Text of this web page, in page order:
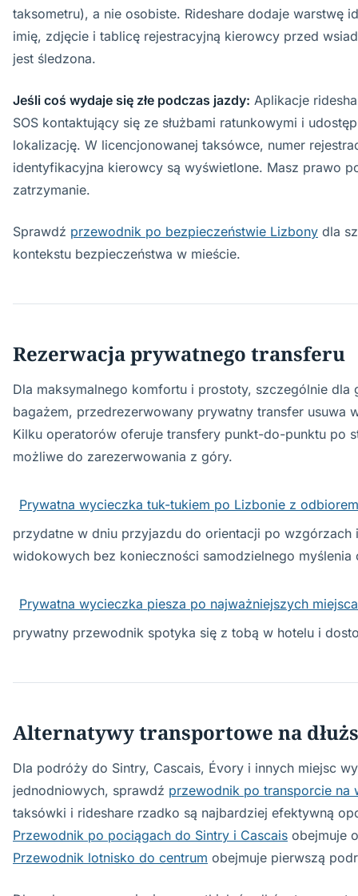
taksometru), a nie osobiste. Rideshare dodaje warstwę
imię, zdjęcie i tablicę rejestracyjną kierowcy przed
jest śledzona.
Jeśli coś wydaje się złe podczas jazdy: Aplikacje
SOS kontaktujący się ze służbami ratunkowymi i
lokalizację. W licencjonowanej taksówce, numer
identyfikacyjna kierowcy są wyświetlone. Masz prawo
zatrzymanie.
Sprawdź przewodnik po bezpieczeństwie Lizbony dla
kontekstu bezpieczeństwa w mieście.
Rezerwacja prywatnego transferu
Dla maksymalnego komfortu i prostoty, szczególnie dla
bagażem, przedrezerwowany prywatny transfer usuwa
Kilku operatorów oferuje transfery punkt-do-punktu po
możliwe do zarezerwowania z góry.
Prywatna wycieczka tuk-tukiem po Lizbonie z
przydatne w dniu przyjazdu do orientacji po wzgórzach
widokowych bez konieczności samodzielnego myślenia
Prywatna wycieczka piesza po najważniejszych
prywatny przewodnik spotyka się z tobą w hotelu i
Alternatywy transportowe na
Dla podróży do Sintry, Cascais, Évory i innych miejsc
jednodniowych, sprawdź przewodnik po transporcie na
taksówki i rideshare rzadko są najbardziej efektywną
Przewodnik po pociągach do Sintry i Cascais obejmuje
Przewodnik lotnisko do centrum obejmuje pierwszą